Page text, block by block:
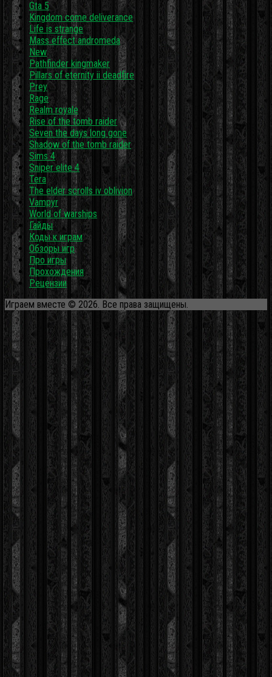
Gta 5
Kingdom come deliverance
Life is strange
Mass effect andromeda
New
Pathfinder kingmaker
Pillars of eternity ii deadfire
Prey
Rage
Realm royale
Rise of the tomb raider
Seven the days long gone
Shadow of the tomb raider
Sims 4
Sniper elite 4
Tera
The elder scrolls iv oblivion
Vampyr
World of warships
Гайды
Коды к играм
Обзоры игр
Про игры
Прохождения
Рецензии
Играем вместе © 2026. Все права защищены.